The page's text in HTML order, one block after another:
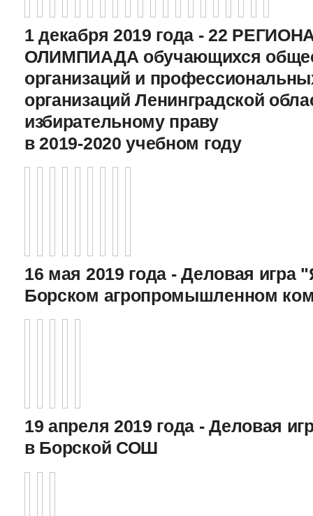
1 декабря 2019 года - 22
ОЛИМПИАДА обучающихся
организаций и
организаций Ленинградской
избирательному праву
в 2019-2020 учебном году
16 мая 2019 года - Деловая игра
Борском агропромышленном
19 апреля 2019 года - Деловая
в Борской СОШ